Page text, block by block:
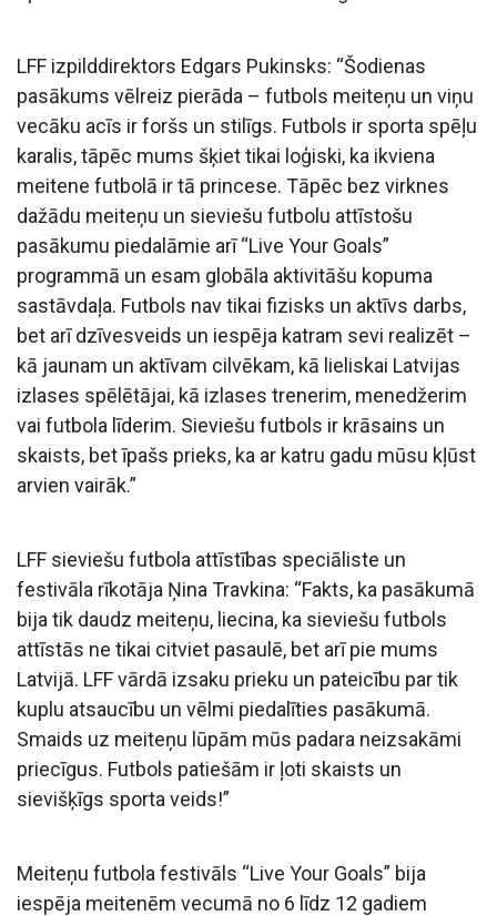
LFF izpilddirektors Edgars Pukinsks: “Šodienas
pasākums vēlreiz pierāda – futbols meiteņu un viņu
vecāku acīs ir foršs un stilīgs. Futbols ir sporta spēļu
karalis, tāpēc mums šķiet tikai loģiski, ka ikviena
meitene futbolā ir tā princese. Tāpēc bez virknes
dažādu meiteņu un sieviešu futbolu attīstošu
pasākumu piedalāmie arī “Live Your Goals”
programmā un esam globāla aktivitāšu kopuma
sastāvdaļa. Futbols nav tikai fizisks un aktīvs darbs,
bet arī dzīvesveids un iespēja katram sevi realizēt –
kā jaunam un aktīvam cilvēkam, kā lieliskai Latvijas
izlases spēlētājai, kā izlases trenerim, menedžerim
vai futbola līderim. Sieviešu futbols ir krāsains un
skaists, bet īpašs prieks, ka ar katru gadu mūsu kļūst
arvien vairāk.”
LFF sieviešu futbola attīstības speciāliste un
festivāla rīkotāja Ņina Travkina: “Fakts, ka pasākumā
bija tik daudz meiteņu, liecina, ka sieviešu futbols
attīstās ne tikai citviet pasaulē, bet arī pie mums
Latvijā. LFF vārdā izsaku prieku un pateicību par tik
kuplu atsaucību un vēlmi piedalīties pasākumā.
Smaids uz meiteņu lūpām mūs padara neizsakāmi
priecīgus. Futbols patiešām ir ļoti skaists un
sievišķīgs sporta veids!”
Meiteņu futbola festivāls “Live Your Goals” bija
iespēja meitenēm vecumā no 6 līdz 12 gadiem